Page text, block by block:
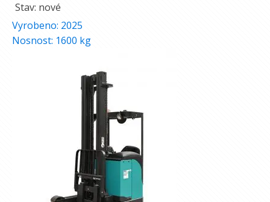
Stav: nové
Vyrobeno: 2025
Nosnost: 1600 kg